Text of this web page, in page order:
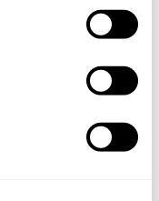
och är
yogaterapeut